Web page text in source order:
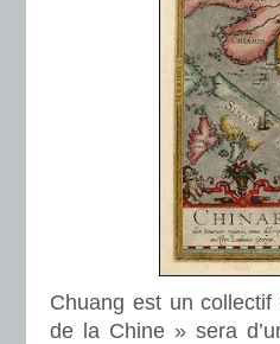
Chuang est un
de la Chine » sera